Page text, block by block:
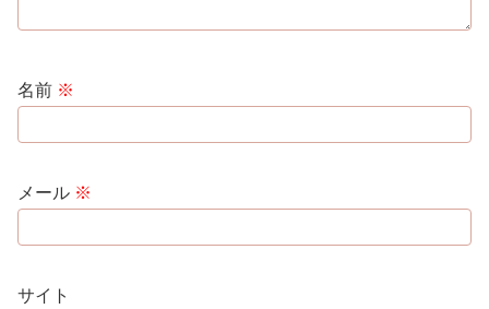
名前 ※
メール ※
サイト